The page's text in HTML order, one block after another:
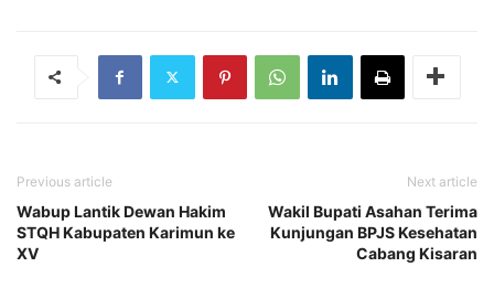
Previous article
Wabup Lantik Dewan Hakim
STQH Kabupaten Karimun ke
XV
Next article
Wakil Bupati Asahan Terima
Kunjungan BPJS Kesehatan
Cabang Kisaran